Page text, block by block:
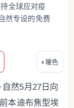
全球应对疫
然专设的免费
◐ 暖色
然5月27日向
本迪布焦型埃